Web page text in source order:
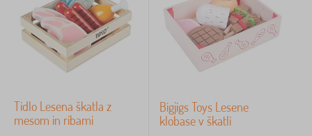
Tidlo Lesena škatla z
mesom in ribami
Bigjigs Toys Lesene
klobase v škatli